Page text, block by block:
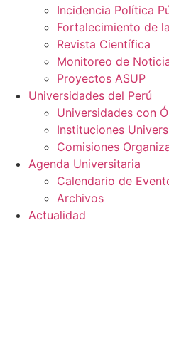
Incidencia Política
Fortalecimiento de
Revista Científica
Monitoreo de
Proyectos ASUP
Universidades del Perú
Universidades con
Instituciones
Comisiones
Agenda Universitaria
Calendario de
Archivos
Actualidad